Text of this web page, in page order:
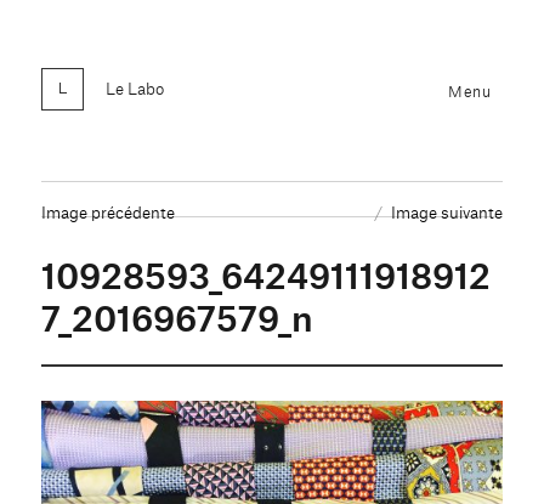
Le Labo Menu
Image précédente Image suivante
10928593_64249111918912
7_2016967579_n